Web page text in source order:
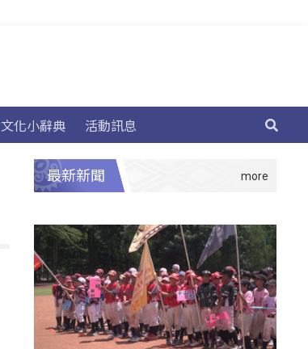
文化小辭典 活動訊息
最新新聞